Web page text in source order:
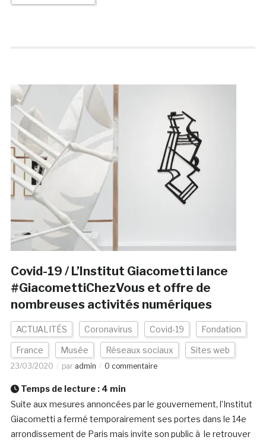
Covid-19 / L’Institut Giacometti lance
#GiacomettiChezVous et offre de
nombreuses activités numériques
ACTUALITÉS Coronavirus Covid-19 Fondation
France Musée Réseaux sociaux Sites web
23/03/2020 par admin 0 commentaire
Temps de lecture : 4 min
Suite aux mesures annoncées par le gouvernement, l’Institut
Giacometti a fermé temporairement ses portes dans le 14e
arrondissement de Paris mais invite son public à le retrouver